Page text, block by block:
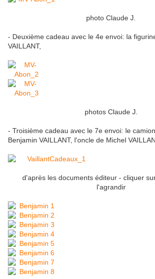
photo Claude J.
- Deuxième cadeau avec le 4e envoi: la
VAILLANT,
photos Claude J.
- Troisième cadeau avec le 7e envoi: le
Benjamin VAILLANT, l'oncle de Michel
d'après les documents éditeur - cliquer
l'agrandir